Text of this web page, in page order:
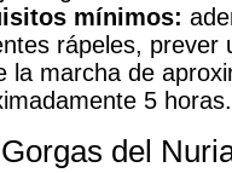
mínimos:
rápeles, prever
la marcha de
5 horas.
del